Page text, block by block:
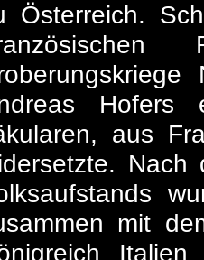
Österreich.
Hofers
aus
Nach
mit